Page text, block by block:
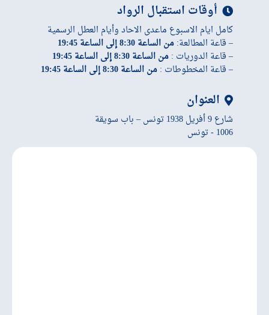
أوقات استقبال الرواد
كامل ايام الاسبوع ماعدى الاحاد وأيام العطل الرسمية
– قاعة المطالعة:من الساعة 8:30 إلى الساعة 19:45
– قاعة الدوريات :من الساعة 8:30 إلى الساعة 19:45
– قاعة المخطوطات :من الساعة 8:30 إلى الساعة 19:45
العنوان
شارع 9 أفريل 1938 تونس – باب سويقة
1006 - تونس